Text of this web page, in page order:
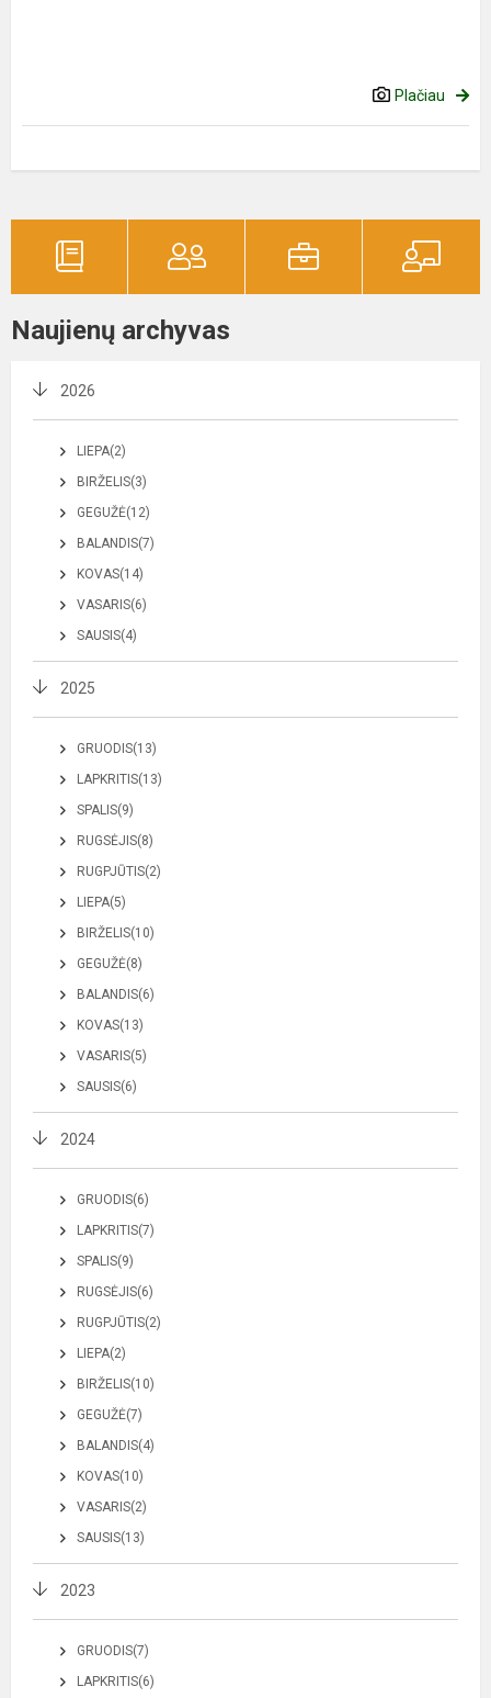
Plačiau
Naujienų archyvas
2026
LIEPA(2)
BIRŽELIS(3)
GEGUŽĖ(12)
BALANDIS(7)
KOVAS(14)
VASARIS(6)
SAUSIS(4)
2025
GRUODIS(13)
LAPKRITIS(13)
SPALIS(9)
RUGSĖJIS(8)
RUGPJŪTIS(2)
LIEPA(5)
BIRŽELIS(10)
GEGUŽĖ(8)
BALANDIS(6)
KOVAS(13)
VASARIS(5)
SAUSIS(6)
2024
GRUODIS(6)
LAPKRITIS(7)
SPALIS(9)
RUGSĖJIS(6)
RUGPJŪTIS(2)
LIEPA(2)
BIRŽELIS(10)
GEGUŽĖ(7)
BALANDIS(4)
KOVAS(10)
VASARIS(2)
SAUSIS(13)
2023
GRUODIS(7)
LAPKRITIS(6)